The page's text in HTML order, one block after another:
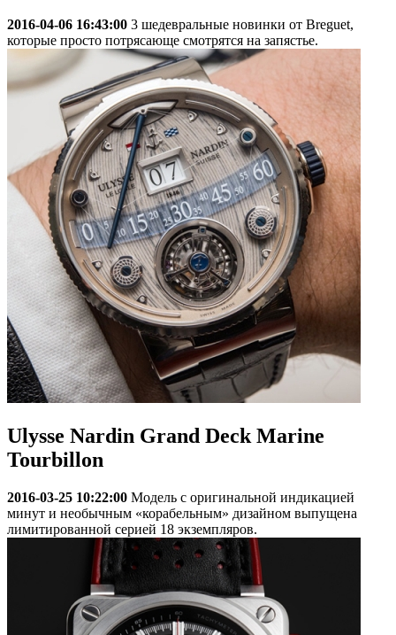
2016-04-06 16:43:00 3 шедевральные новинки от Breguet,
которые просто потрясающе смотрятся на запястье.
Ulysse Nardin Grand Deck Marine
Tourbillon
2016-03-25 10:22:00 Модель с оригинальной индикацией
минут и необычным «корабельным» дизайном выпущена
лимитированной серией 18 экземпляров.